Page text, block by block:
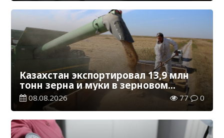
Казахстан экспортировал 13,9 млн
тонн зерна и муки в зерновом
эквиваленте
08.08.2026 77 0